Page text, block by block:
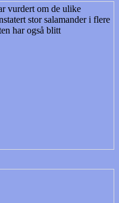
vurdert om de ulike
stor salamander i flere
har også blitt